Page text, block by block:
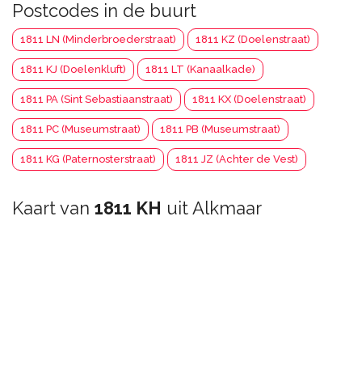
Postcodes in de buurt
1811 LN (Minderbroederstraat) 1811 KZ (Doelenstraat)
1811 KJ (Doelenkluft) 1811 LT (Kanaalkade)
1811 PA (Sint Sebastiaanstraat) 1811 KX (Doelenstraat)
1811 PC (Museumstraat) 1811 PB (Museumstraat)
1811 KG (Paternosterstraat) 1811 JZ (Achter de Vest)
Kaart van 1811 KH uit Alkmaar